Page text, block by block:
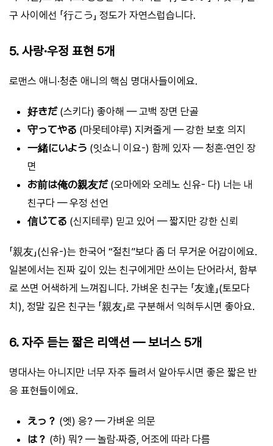
구 사이에선 「行こう」 정도가 자연스럽습니다.
5. 사랑·우정 표현 5개
로맨스 애니·청춘 애니의 핵심 명대사들이에요.
好きだ(스키다) 좋아해 — 고백 장면 단골
守ってやる (마못테야루) 지켜줄게 — 강한 보호 의지
一緒にいよう (잇쇼니 이요-) 함께 있자 — 청혼·연인 장
면
お前は俺の親友だ(오마에와 오레노 신유- 다) 너는 내
친구다 — 우정 선언
信じてる (신지테루) 믿고 있어 — 짧지만 강한 신뢰
「親友」(신유-)는 한국어 “절친”보다 좀 더 무거운 어감이에요.
일본에서는 진짜 깊이 있는 친구에게만 쓰이는 단어라서, 함부
로 쓰면 어색하게 느껴집니다. 가벼운 친구는 「友達」(토모다
치), 정말 깊은 친구는 「親友」로 구분해서 익혀두시면 좋아요.
6. 자주 듣는 짧은 리액션 — 보너스 5개
명대사는 아니지만 너무 자주 들려서 알아두시면 좋은 짧은 반
응 표현들이에요.
えっ？ (엣) 응? — 가벼운 의문
は？ (하) 뭐? — 놀람·짜증, 어조에 따라 다름